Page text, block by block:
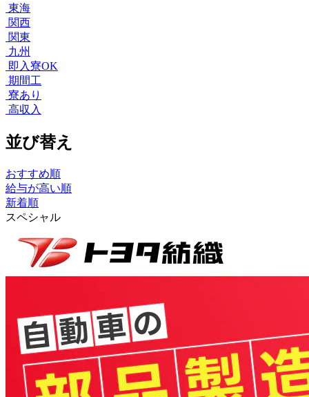
東海
関西
関東
九州
即入寮OK
期間工
寮あり
高収入
並び替え
おすすめ順
給与が高い順
新着順
スペシャル